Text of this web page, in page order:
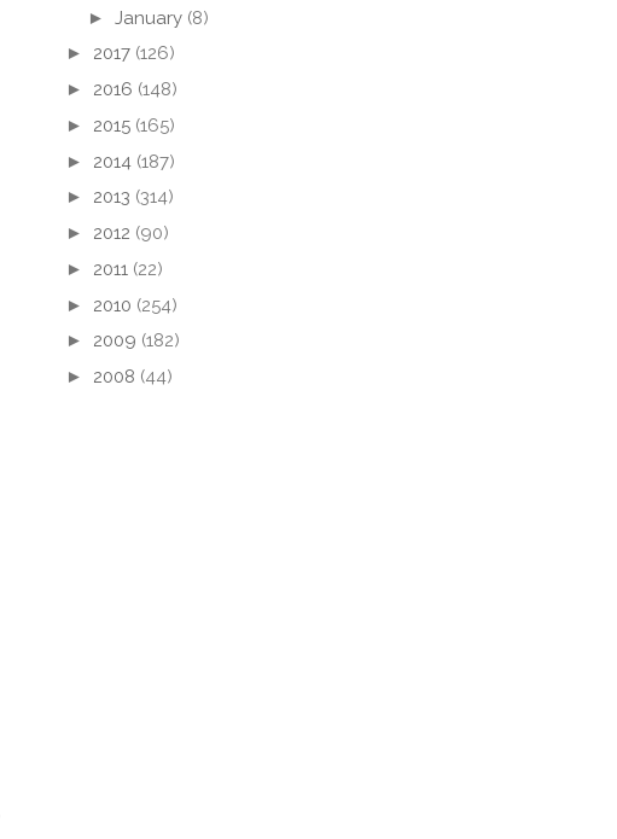
► January (8)
► 2017 (126)
► 2016 (148)
► 2015 (165)
► 2014 (187)
► 2013 (314)
► 2012 (90)
► 2011 (22)
► 2010 (254)
► 2009 (182)
► 2008 (44)